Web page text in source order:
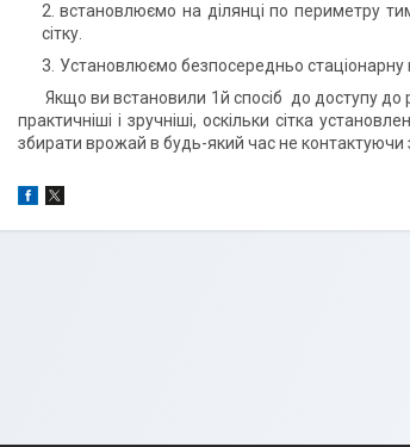
встановлюємо на ділянці по периметру
сітку.
Установлюємо безпосередньо стаціонарну
Якщо ви встановили 1й спосіб до доступу до
практичніші і зручніші, оскільки сітка
збирати врожай в будь-який час не контактуючи